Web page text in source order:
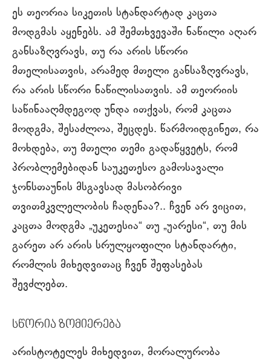
ეს თეორია სიკეთის სტანდარტად კაცთა
მოდგმას აყენებს. ამ შემთხვევაში ნაწილი აღარ
განსაზღვრავს, თუ რა არის სწორი
მთელისათვის, არამედ მთელი განსაზღვრავს,
რა არის სწორი ნაწილისათვის. ამ თეორიის
საწინააღმდეგოდ უნდა ითქვას, რომ კაცთა
მოდგმა, შესაძლოა, შეცდეს. წარმოიდგინეთ, რა
მოხდება, თუ მთელი თემი გადაწყვეტს, რომ
პრობლემებიდან საუკეთესო გამოსავალი
ჯონსთაუნის მსგავსად მასობრივი
თვითმკვლელობის ჩადენაა?.. ჩვენ არ ვიცით,
კაცთა მოდგმა „უკეთესია“ თუ „უარესი“, თუ მის
გარეთ არ არის სრულყოფილი სტანდარტი,
რომლის მიხედვითაც ჩვენ შეფასებას
შევძლებთ.
სწორია ზომიერება
არისტოტელეს მიხედვით, მორალურობა